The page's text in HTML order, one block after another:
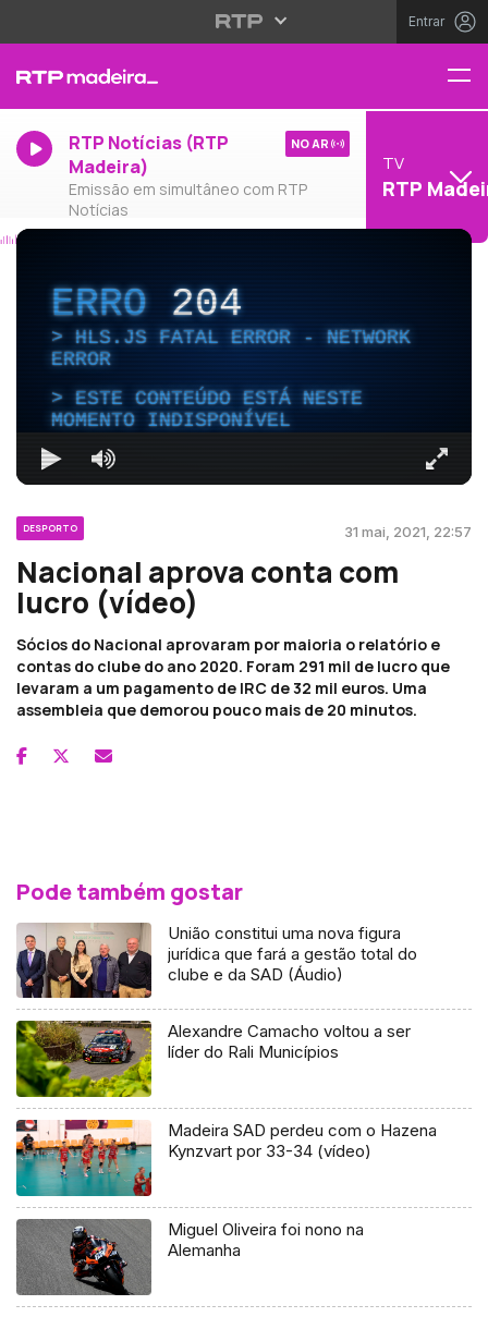
Entrar
RTP Notícias (RTP
Madeira)
Emissão em simultâneo com RTP
Notícias
NO AR
TV
RTP
ERRO204
HLS.JS FATAL ERROR - NETWORK
ERROR
ESTE CONTEÚDO ESTÁ NESTE
MOMENTO INDISPONÍVEL
DESPORTO 31 mai, 2021, 22:57
Nacional aprova conta com
lucro (vídeo)
Sócios do Nacional aprovaram por maioria o relatório e
contas do clube do ano 2020. Foram 291 mil de lucro que
levaram a um pagamento de IRC de 32 mil euros. Uma
assembleia que demorou pouco mais de 20 minutos.
Pode também gostar
União constitui uma nova figura
jurídica que fará a gestão total do
clube e da SAD (Áudio)
Alexandre Camacho voltou a ser
líder do Rali Municípios
Madeira SAD perdeu com o Hazena
Kynzvart por 33-34 (vídeo)
Miguel Oliveira foi nono na
Alemanha